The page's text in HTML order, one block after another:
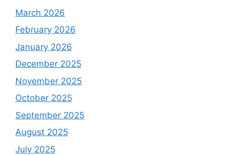
March 2026
February 2026
January 2026
December 2025
November 2025
October 2025
September 2025
August 2025
July 2025